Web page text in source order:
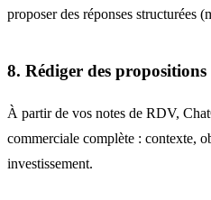
proposer des réponses structurées
8. Rédiger des propositions
À partir de vos notes de RDV,
commerciale complète : contexte,
investissement.